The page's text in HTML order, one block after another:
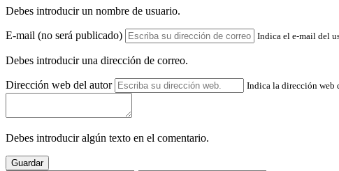
Debes introducir un nombre de usuario.
E-mail (no será publicado) Indica el e-mail del
Debes introducir una dirección de correo.
Dirección web del autor Indica la dirección web
Debes introducir algún texto en el comentario.
Guardar